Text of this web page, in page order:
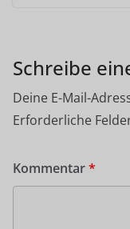
Schreibe
Deine E-Mail-
Erforderliche
Kommentar*